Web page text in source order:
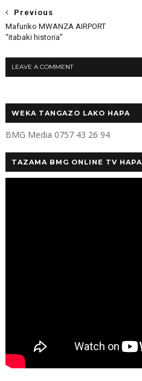
Previous
Mafuriko MWANZA AIRPORT
“itabaki historia”
LEAVE A COMMENT
WEKA TANGAZO LAKO HAPA
BMG Media 0757 43 26 94
TAZAMA BMG ONLINE TV HAPA